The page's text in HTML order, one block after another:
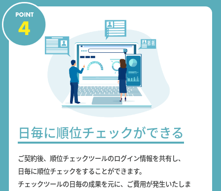
日毎に順位チェックができる
ご契約後、順位チェックツールのログイン情報を共有し、
日毎に順位チェックをすることができます。
チェックツールの日毎の成果を元に、ご費用が発生いたしま